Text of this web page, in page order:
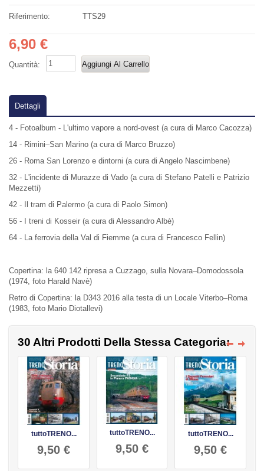
Riferimento: TTS29
6,90 €
Quantità:
Dettagli
4 - Fotoalbum - L'ultimo vapore a nord-ovest (a cura di Marco Cacozza)
14 - Rimini–San Marino (a cura di Marco Bruzzo)
26 - Roma San Lorenzo e dintorni (a cura di Angelo Nascimbene)
32 - L'incidente di Murazze di Vado (a cura di Stefano Patelli e Patrizio
Mezzetti)
42 - Il tram di Palermo (a cura di Paolo Simon)
56 - I treni di Kosseir (a cura di Alessandro Albè)
64 - La ferrovia della Val di Fiemme (a cura di Francesco Fellin)
Copertina: la 640 142 ripresa a Cuzzago, sulla Novara–Domodossola
(1974, foto Harald Navè)
Retro di Copertina: la D343 2016 alla testa di un Locale Viterbo–Roma
(1983, foto Mario Diotallevi)
30 Altri Prodotti Della Stessa Categoria:
tuttoTRENO...
9,50 €
tuttoTRENO...
9,50 €
tuttoTRENO...
9,50 €